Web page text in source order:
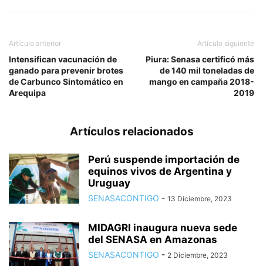
Artículo anterior
Intensifican vacunación de
ganado para prevenir brotes
de Carbunco Sintomático en
Arequipa
Artículo siguiente
Piura: Senasa certificó más
de 140 mil toneladas de
mango en campaña 2018-
2019
Artículos relacionados
Perú suspende importación de
equinos vivos de Argentina y
Uruguay
SENASACONTIGO - 13 Diciembre, 2023
MIDAGRI inaugura nueva sede
del SENASA en Amazonas
SENASACONTIGO - 2 Diciembre, 2023